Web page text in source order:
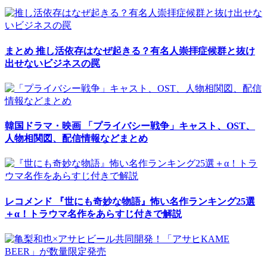
まとめ 推し活依存はなぜ起きる？有名人崇拝症候群と抜け
出せないビジネスの罠
韓国ドラマ・映画 「プライバシー戦争」キャスト、OST、
人物相関図、配信情報などまとめ
レコメンド 『世にも奇妙な物語』怖い名作ランキング25選
＋α！トラウマ名作をあらすじ付きで解説